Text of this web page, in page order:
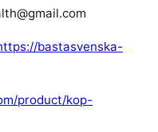
bastasvenska-
product/kop-